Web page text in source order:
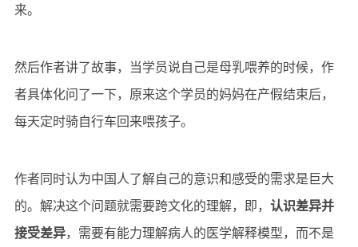
来。
然后作者讲了故事，当学员说自己是母乳喂养的时候，作
者具体化问了一下，原来这个学员的妈妈在产假结束后，
每天定时骑自行车回来喂孩子。
作者同时认为中国人了解自己的意识和感受的需求是巨大
的。解决这个问题就需要跨文化的理解，即， 认识差异并
接受差异，需要有能力理解病人的医学解释模型，而不是